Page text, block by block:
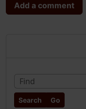
Add a comment